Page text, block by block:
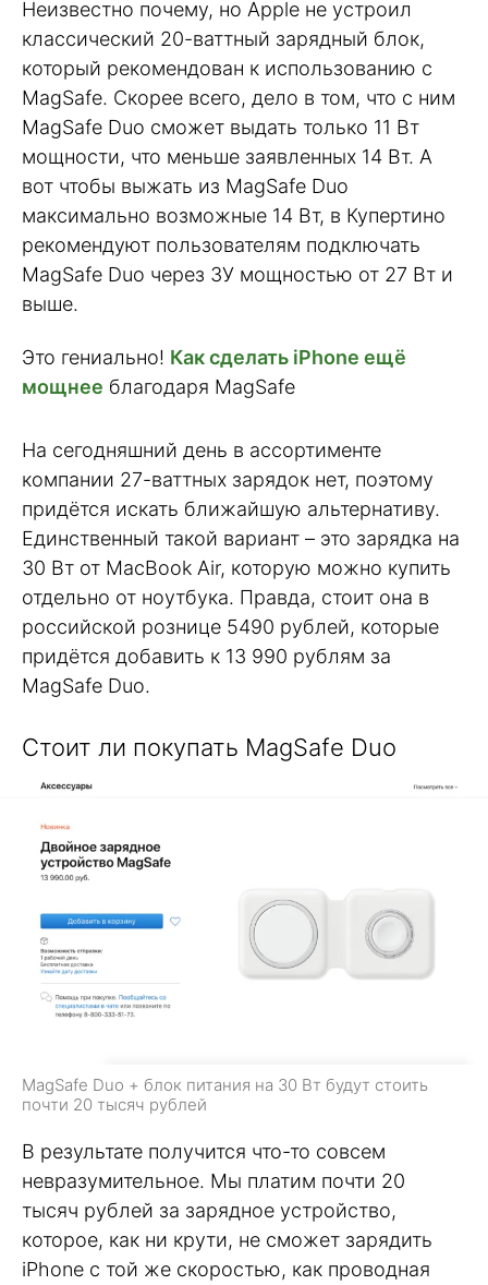
Неизвестно почему, но Apple не устроил
классический 20-ваттный зарядный блок,
который рекомендован к использованию с
MagSafe. Скорее всего, дело в том, что с ним
MagSafe Duo сможет выдать только 11 Вт
мощности, что меньше заявленных 14 Вт. А
вот чтобы выжать из MagSafe Duo
максимально возможные 14 Вт, в Купертино
рекомендуют пользователям подключать
MagSafe Duo через ЗУ мощностью от 27 Вт и
выше.
Это гениально! Как сделать iPhone ещё
мощнее благодаря MagSafe
На сегодняшний день в ассортименте
компании 27-ваттных зарядок нет, поэтому
придётся искать ближайшую альтернативу.
Единственный такой вариант – это зарядка на
30 Вт от MacBook Air, которую можно купить
отдельно от ноутбука. Правда, стоит она в
российской рознице 5490 рублей, которые
придётся добавить к 13 990 рублям за
MagSafe Duo.
Стоит ли покупать MagSafe Duo
MagSafe Duo + блок питания на 30 Вт будут стоить
почти 20 тысяч рублей
В результате получится что-то совсем
невразумительное. Мы платим почти 20
тысяч рублей за зарядное устройство,
которое, как ни крути, не сможет зарядить
iPhone с той же скоростью, как проводная